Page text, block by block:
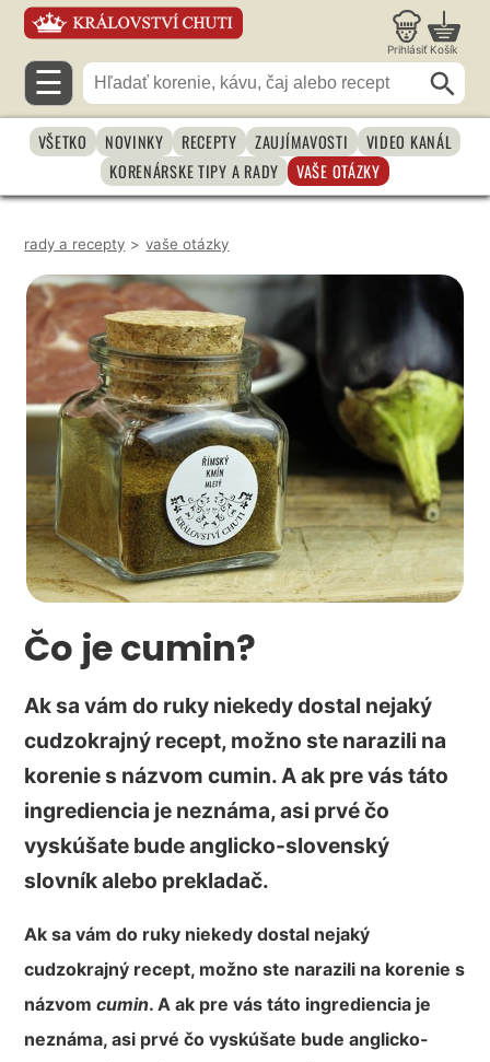
Prihlásiť Košík
☰
VŠETKO NOVINKY RECEPTY ZAUJÍMAVOSTI
VIDEO KANÁL
KORENÁRSKE TIPY A RADY
VAŠE OTÁZKY
rady a recepty > vaše otázky
Čo je cumin?
Ak sa vám do ruky niekedy dostal nejaký
cudzokrajný recept, možno ste narazili na
korenie s názvom cumin. A ak pre vás táto
ingrediencia je neznáma, asi prvé čo
vyskúšate bude anglicko-slovenský
slovník alebo prekladač.
Ak sa vám do ruky niekedy dostal nejaký
cudzokrajný recept, možno ste narazili na korenie s
názvomcumin. A ak pre vás táto ingrediencia je
neznáma, asi prvé čo vyskúšate bude anglicko-